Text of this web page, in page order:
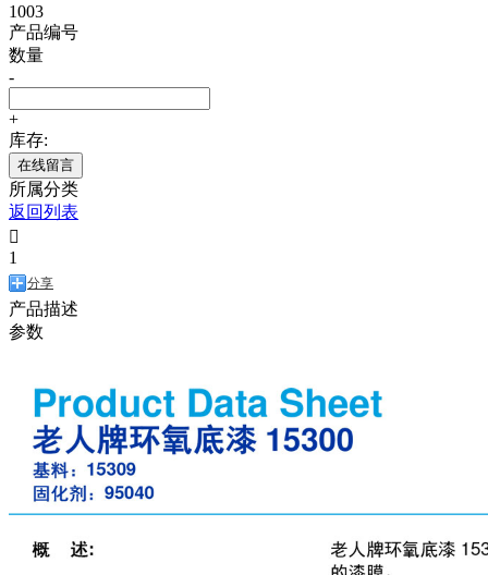
1003
产品编号
数量
-
+
库存:
在线留言
所属分类
返回列表

1
分享
产品描述
参数